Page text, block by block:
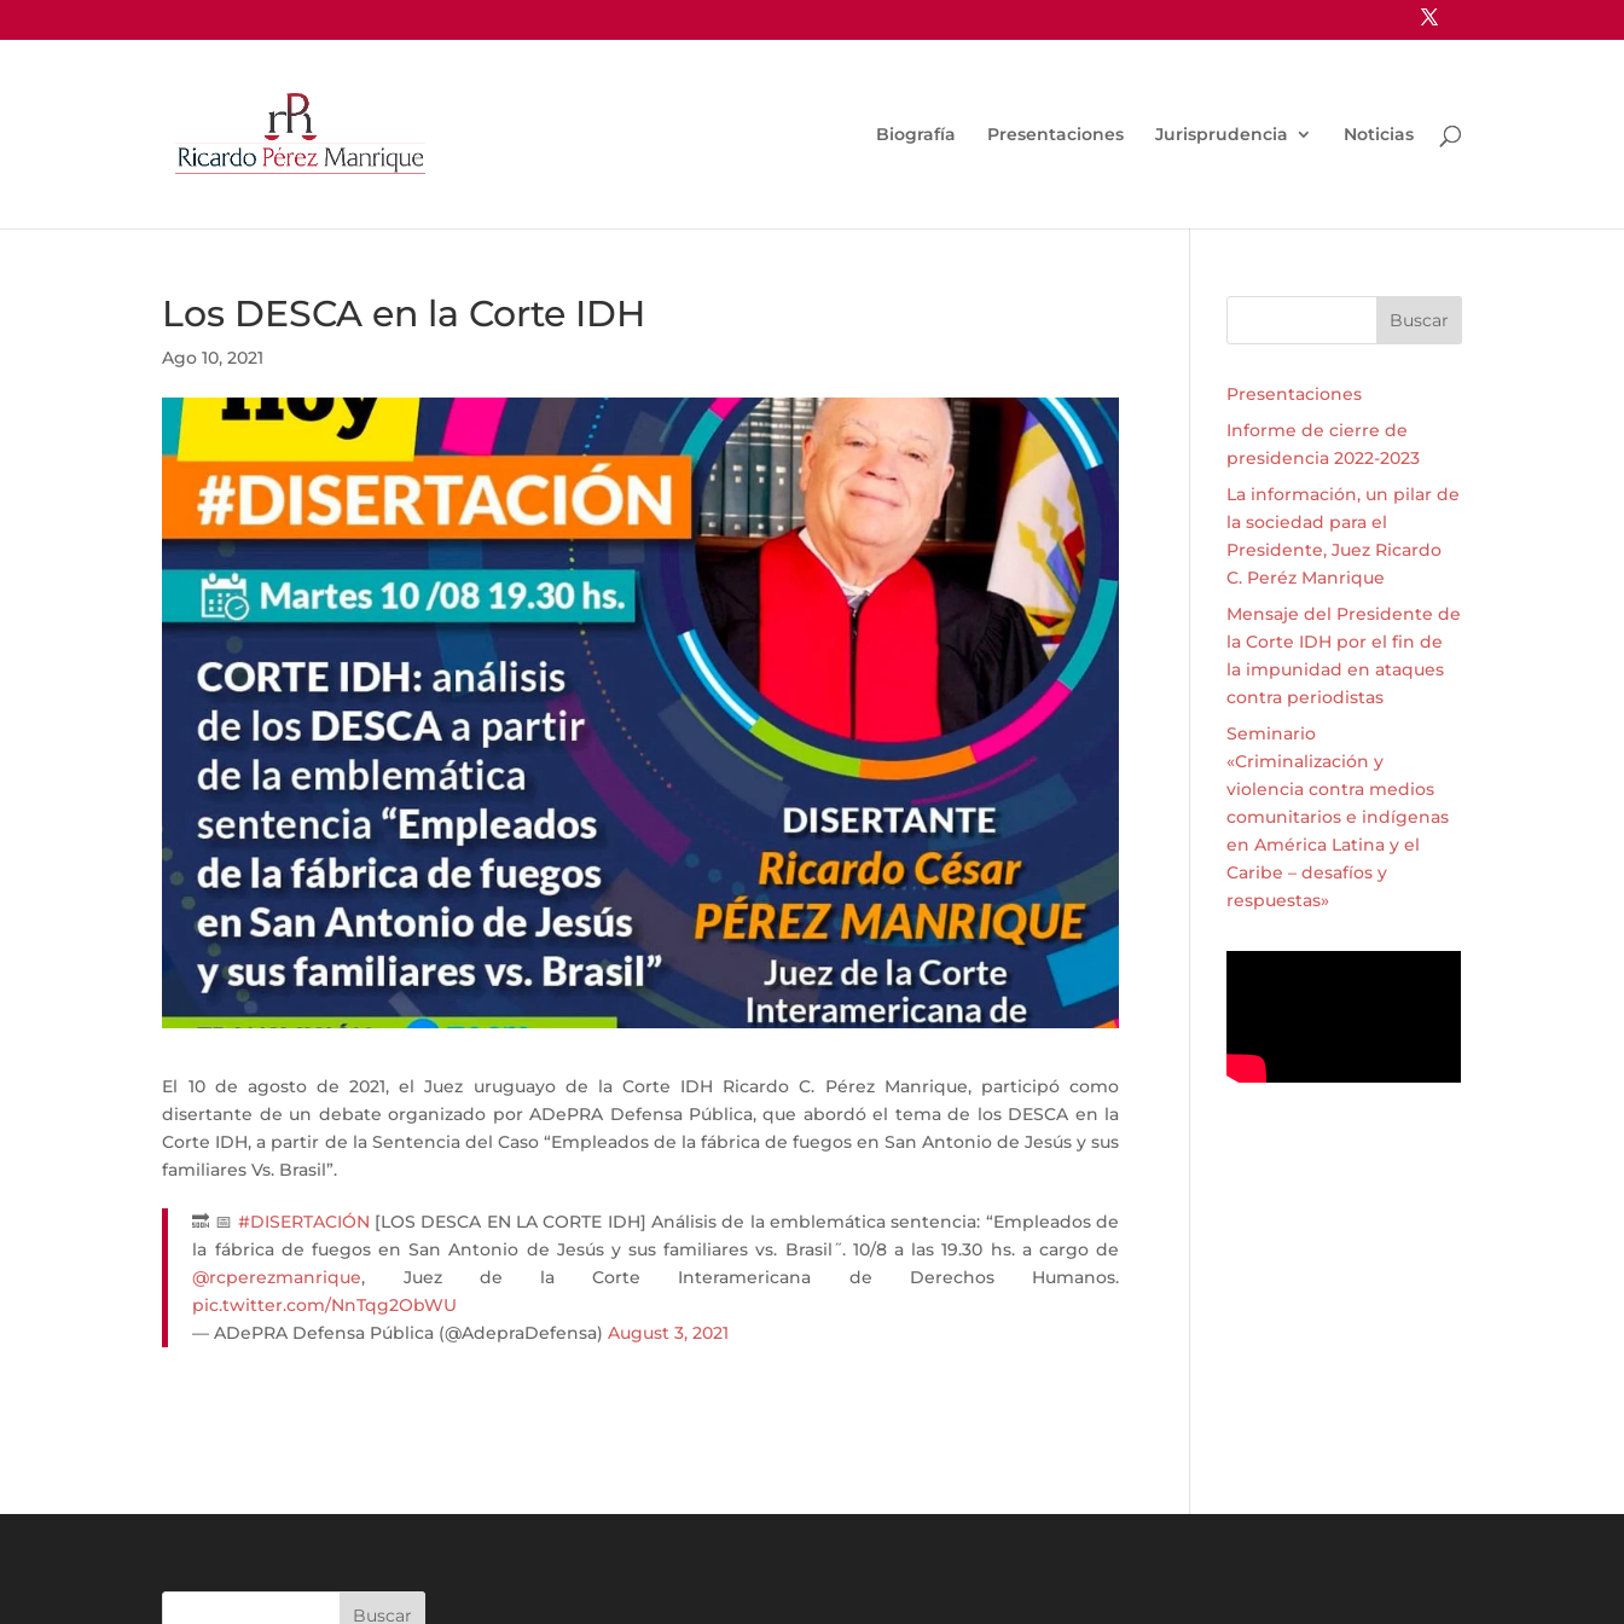
Biografía Presentaciones Jurisprudencia Noticias
Los DESCA en la Corte IDH
Ago 10, 2021
El 10 de agosto de 2021, el Juez uruguayo de la Corte IDH Ricardo C. Pérez Manrique, participó como
disertante de un debate organizado por ADePRA Defensa Pública, que abordó el tema de los DESCA en la
Corte IDH, a partir de la Sentencia del Caso “Empleados de la fábrica de fuegos en San Antonio de Jesús y sus
familiares Vs. Brasil”.
🔜 📅 #DISERTACIÓN [LOS DESCA EN LA CORTE IDH] Análisis de la emblemática sentencia: “Empleados de
la fábrica de fuegos en San Antonio de Jesús y sus familiares vs. Brasil˝. 10/8 a las 19.30 hs. a cargo de
@rcperezmanrique, Juez de la Corte Interamericana de Derechos Humanos.
pic.twitter.com/NnTqg2ObWU
— ADePRA Defensa Pública (@AdepraDefensa)August 3, 2021
Buscar
Presentaciones
Informe de cierre de
presidencia 2022-2023
La información, un pilar de
la sociedad para el
Presidente, Juez Ricardo
C. Peréz Manrique
Mensaje del Presidente de
la Corte IDH por el fin de
la impunidad en ataques
contra periodistas
Seminario
«Criminalización y
violencia contra medios
comunitarios e indígenas
en América Latina y el
Caribe – desafíos y
respuestas»